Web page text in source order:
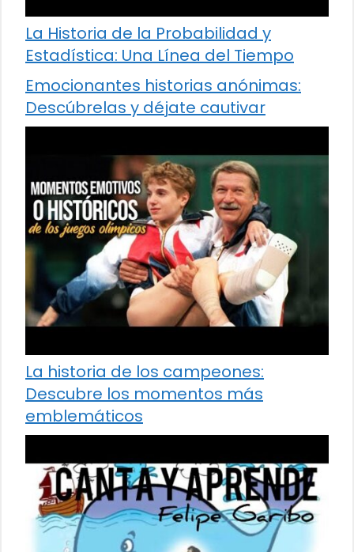
La Historia de la Probabilidad y
Estadística: Una Línea del Tiempo
Emocionantes historias anónimas:
Descúbrelas y déjate cautivar
La historia de los campeones:
Descubre los momentos más
emblemáticos